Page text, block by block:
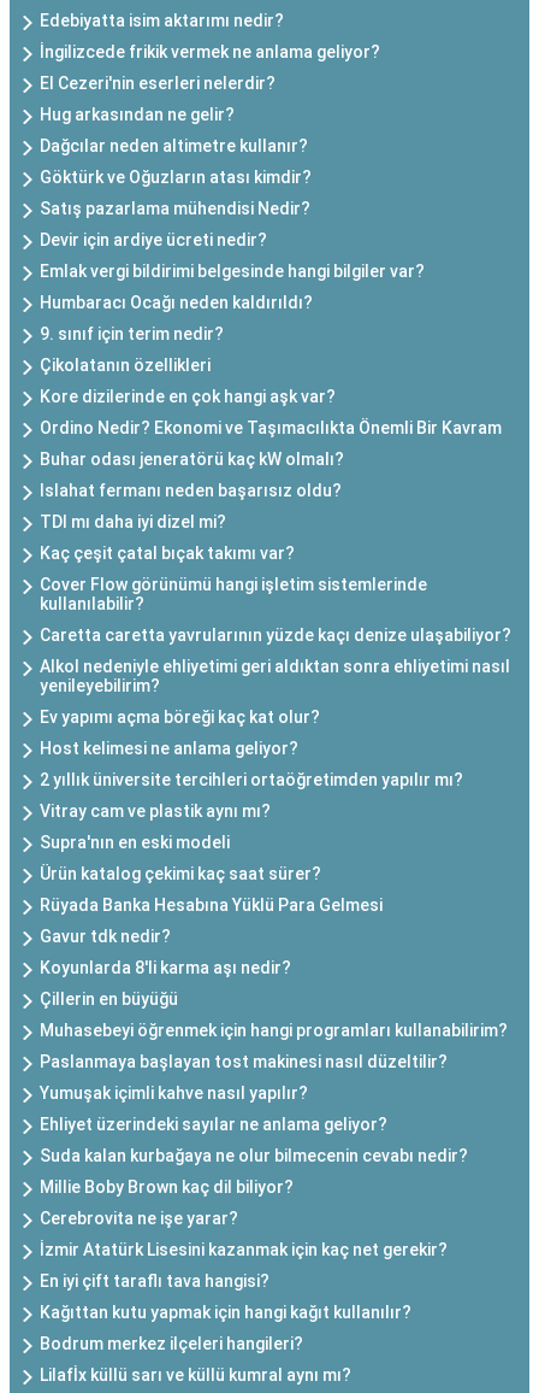
Edebiyatta isim aktarımı nedir?
İngilizcede frikik vermek ne anlama geliyor?
El Cezeri'nin eserleri nelerdir?
Hug arkasından ne gelir?
Dağcılar neden altimetre kullanır?
Göktürk ve Oğuzların atası kimdir?
Satış pazarlama mühendisi Nedir?
Devir için ardiye ücreti nedir?
Emlak vergi bildirimi belgesinde hangi bilgiler var?
Humbaracı Ocağı neden kaldırıldı?
9. sınıf için terim nedir?
Çikolatanın özellikleri
Kore dizilerinde en çok hangi aşk var?
Ordino Nedir? Ekonomi ve Taşımacılıkta Önemli Bir Kavram
Buhar odası jeneratörü kaç kW olmalı?
Islahat fermanı neden başarısız oldu?
TDI mı daha iyi dizel mi?
Kaç çeşit çatal bıçak takımı var?
Cover Flow görünümü hangi işletim sistemlerinde
kullanılabilir?
Caretta caretta yavrularının yüzde kaçı denize ulaşabiliyor?
Alkol nedeniyle ehliyetimi geri aldıktan sonra ehliyetimi nasıl
yenileyebilirim?
Ev yapımı açma böreği kaç kat olur?
Host kelimesi ne anlama geliyor?
2 yıllık üniversite tercihleri ortaöğretimden yapılır mı?
Vitray cam ve plastik aynı mı?
Supra'nın en eski modeli
Ürün katalog çekimi kaç saat sürer?
Rüyada Banka Hesabına Yüklü Para Gelmesi
Gavur tdk nedir?
Koyunlarda 8'li karma aşı nedir?
Çillerin en büyüğü
Muhasebeyi öğrenmek için hangi programları kullanabilirim?
Paslanmaya başlayan tost makinesi nasıl düzeltilir?
Yumuşak içimli kahve nasıl yapılır?
Ehliyet üzerindeki sayılar ne anlama geliyor?
Suda kalan kurbağaya ne olur bilmecenin cevabı nedir?
Millie Boby Brown kaç dil biliyor?
Cerebrovita ne işe yarar?
İzmir Atatürk Lisesini kazanmak için kaç net gerekir?
En iyi çift taraflı tava hangisi?
Kağıttan kutu yapmak için hangi kağıt kullanılır?
Bodrum merkez ilçeleri hangileri?
Lilafİx küllü sarı ve küllü kumral aynı mı?